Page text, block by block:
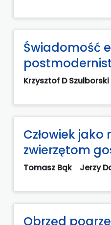
Świadomość
Krzysztof D Szulborski
Człowiek
zwierzętom
Tomasz Bąk Jerzy
Obrzęd